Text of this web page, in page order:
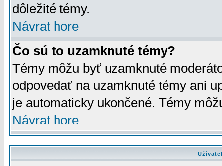
dôležité témy.
Návrat hore
Čo sú to uzamknuté témy?
Témy môžu byť uzamknuté
odpovedať na uzamknuté témy ani
je automaticky ukončené. Témy
Návrat hore